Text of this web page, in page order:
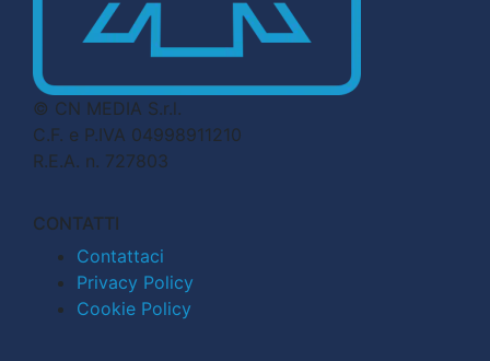
© CN MEDIA S.r.l.
C.F. e P.IVA 04998911210
R.E.A. n. 727803
CONTATTI
Contattaci
Privacy Policy
Cookie Policy